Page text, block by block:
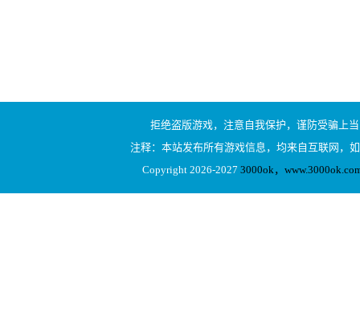
拒绝盗版游戏，注意自我保护，谨防受骗上
注释：本站发布所有游戏信息，均来自互联网，
Copyright 2026-2027 3000ok，